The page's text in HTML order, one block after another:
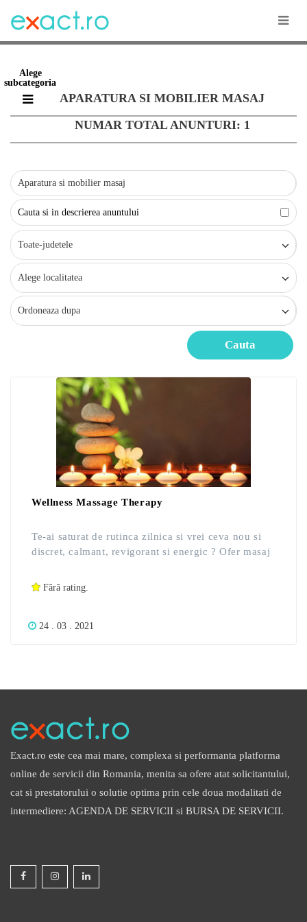
Alege
subcategoria
APARATURA SI MOBILIER MASAJ
NUMAR TOTAL ANUNTURI: 1
Cauta si in descrierea anuntului
Cauta
Wellness Massage Therapy
Te-ai saturat de rutinca zilnica si vrei ceva nou si
discret, calmant, revigorant si energic ? Ofer masaj
reflexogen, lombar, cervical, capilar, facial. Masajul
atestat si experienta de 10 ani, efectuez masaj de
Fără rating.
24 . 03 . 2021
Exact.ro este cea mai mare, complexa si performanta platforma
online de servicii din Romania, menita sa ofere atat solicitantului,
cat si prestatorului o solutie optima prin cele doua modalitati de
intermediere: AGENDA DE SERVICII si BURSA DE SERVICII.